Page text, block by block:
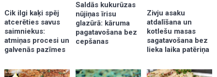
Cik ilgi kaķi spēj
atcerēties savus
saimniekus:
atmiņas procesi un
galvenās pazīmes
Saldās kukurūzas
nūjiņas īrisu
glazūrā: kāruma
pagatavošana bez
cepšanas
Zivju asaku
atdalīšana un
kotlešu masas
sagatavošana bez
lieka laika patēriņa